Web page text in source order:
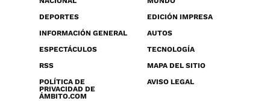
DEPORTES
EDICIÓN IMPRESA
INFORMACIÓN GENERAL
AUTOS
ESPECTÁCULOS
TECNOLOGÍA
RSS
MAPA DEL SITIO
POLÍTICA DE
PRIVACIDAD DE
ÁMBITO.COM
AVISO LEGAL